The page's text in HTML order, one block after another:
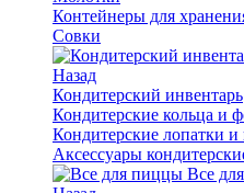
Контейнеры для
Совки
Назад
Кондитерский инвентарь
Кондитерские кольца и
Кондитерские лопатки и
Аксессуары
Все